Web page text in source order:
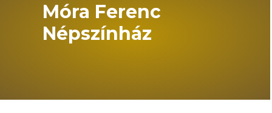
Móra Ferenc
Népszínház